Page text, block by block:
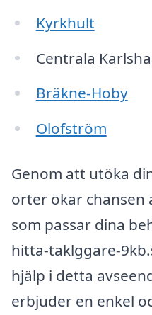
Kyrkhult
Centrala
Bräkne-Hoby
Olofström
Genom att utöka
orter ökar
som passar dina
hitta-taklggare-
hjälp i detta
erbjuder en enkel